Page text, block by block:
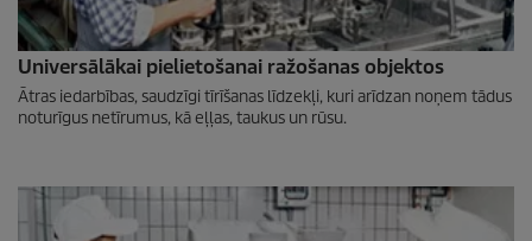
Universālākai pielietošanai ražošanas objektos
Ātras iedarbības, saudzīgi tīrīšanas līdzekļi, kuri arīdzan noņem tādus
noturīgus netīrumus, kā eļļas, taukus un rūsu.